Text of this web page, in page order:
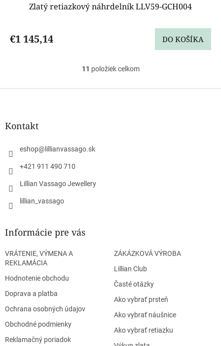
Zlatý retiazkový náhrdelník LLV59-GCH004
€1 145,14 DO KOŠÍKA
O
l
u
11 položiek celkom
Z
Kontakt
eshop@ lillianvassago.sk
+421 911 490 710
Lillian Vassago Jewellery
lillian_vassago
Informácie pre vás
VRÁTENIE, VÝMENA A
REKLAMÁCIA
Hodnotenie obchodu
Doprava a platba
Ochrana osobných údajov
Obchodné podmienky
Reklamačný poriadok
ZÁKÁZKOVÁ VÝROBA
Lillian Club
Časté otázky
Ako vybrať prsteň
Ako vybrať náušnice
Ako vybrať retiazku